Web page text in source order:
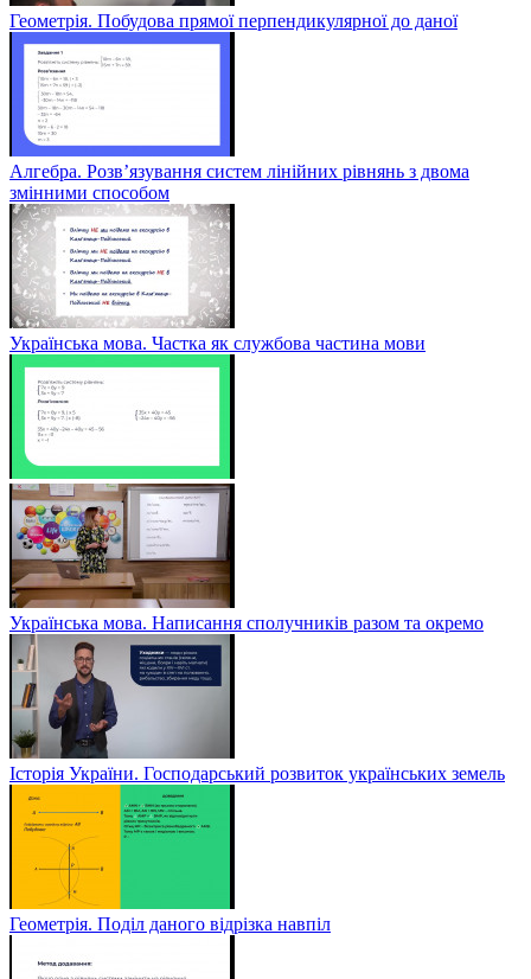
Геометрія. Побудова прямої перпендикулярної до даної
Алгебра. Розв’язування систем лінійних рівнянь з двома
змінними способом
Українська мова. Частка як службова частина мови
Українська мова. Написання сполучників разом та окремо
Історія України. Господарський розвиток українських земель
Геометрія. Поділ даного відрізка навпіл